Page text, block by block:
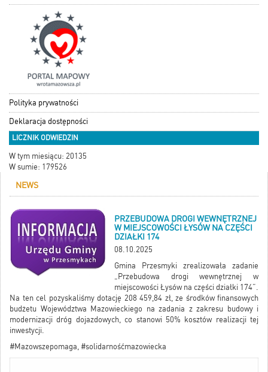
Polityka prywatności
Deklaracja dostępności
LICZNIK ODWIEDZIN
W tym miesiącu: 20135
W sumie: 179526
NEWS
PRZEBUDOWA DROGI WEWNĘTRZNEJ
W MIEJSCOWOŚCI ŁYSÓW NA CZĘŚCI
DZIAŁKI 174
08.10.2025
Gmina Przesmyki zrealizowała zadanie
„Przebudowa drogi wewnętrznej w
miejscowości Łysów na części działki 174”.
Na ten cel pozyskaliśmy dotację 208 459,84 zł, ze środków finansowych
budżetu Województwa Mazowieckiego na zadania z zakresu budowy i
modernizacji dróg dojazdowych, co stanowi 50% kosztów realizacji tej
inwestycji.
#Mazowszepomaga, #solidarnośćmazowiecka